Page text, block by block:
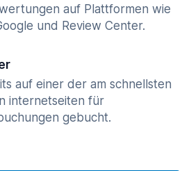
auf Plattformen wie
und Review Center.
auf einer der am schnellsten
internetseiten für
gebucht.